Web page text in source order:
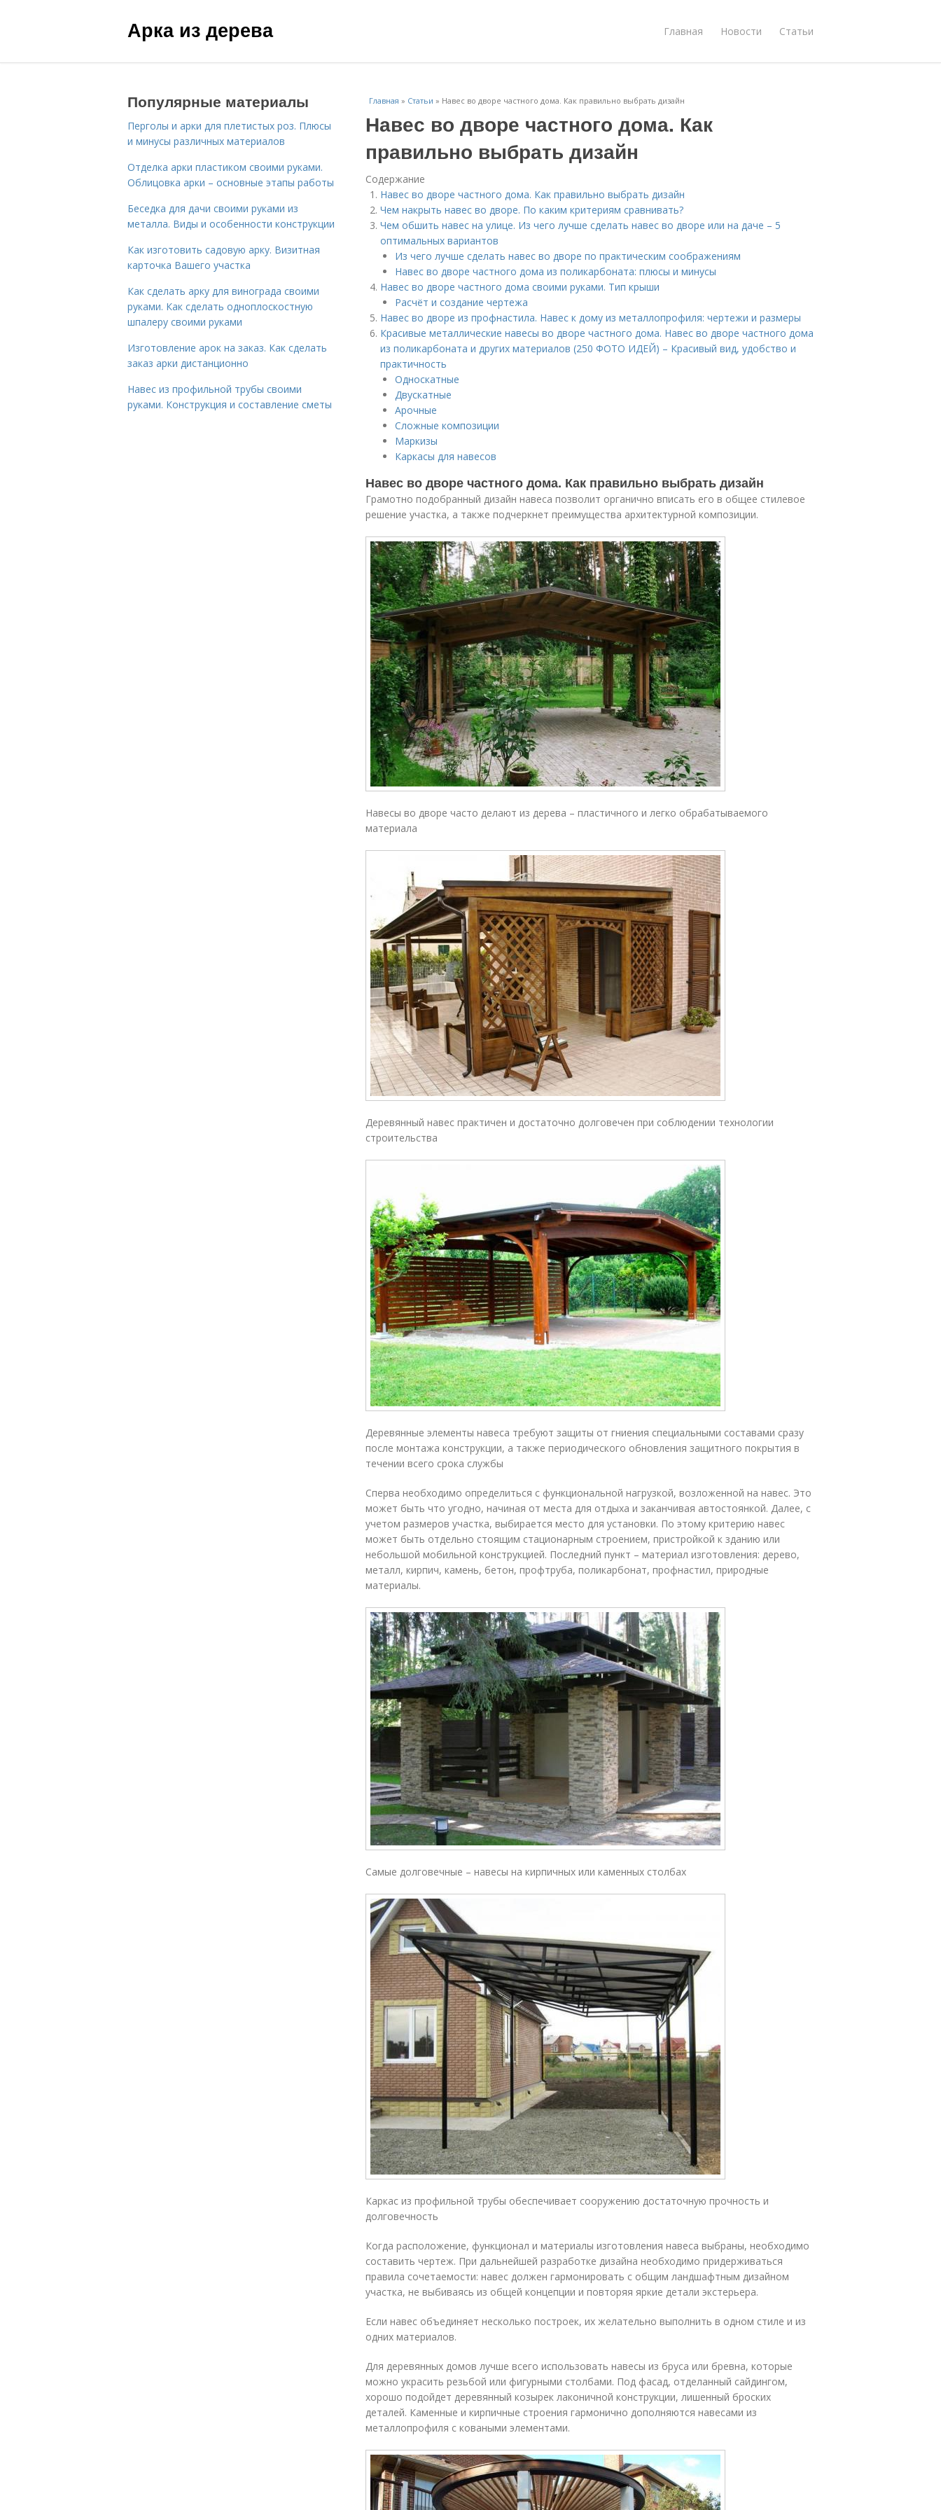
Арка из дерева Главная Новости Статьи
Главная » Статьи » Навес во дворе частного дома. Как правильно выбрать дизайн
Навес во дворе частного дома. Как
правильно выбрать дизайн
Содержание
Навес во дворе частного дома. Как правильно выбрать дизайн
Чем накрыть навес во дворе. По каким критериям сравнивать?
Чем обшить навес на улице. Из чего лучше сделать навес во дворе или на даче – 5
оптимальных вариантов
Из чего лучше сделать навес во дворе по практическим соображениям
Навес во дворе частного дома из поликарбоната: плюсы и минусы
Навес во дворе частного дома своими руками. Тип крыши
Расчёт и создание чертежа
Навес во дворе из профнастила. Навес к дому из металлопрофиля: чертежи и размеры
Красивые металлические навесы во дворе частного дома. Навес во дворе частного дома
из поликарбоната и других материалов (250 ФОТО ИДЕЙ) – Красивый вид, удобство и
практичность
Односкатные
Двускатные
Арочные
Сложные композиции
Маркизы
Каркасы для навесов
Навес во дворе частного дома. Как правильно выбрать дизайн
Грамотно подобранный дизайн навеса позволит органично вписать его в общее стилевое
решение участка, а также подчеркнет преимущества архитектурной композиции.
Навесы во дворе часто делают из дерева – пластичного и легко обрабатываемого
материала
Деревянный навес практичен и достаточно долговечен при соблюдении технологии
строительства
Деревянные элементы навеса требуют защиты от гниения специальными составами сразу
после монтажа конструкции, а также периодического обновления защитного покрытия в
течении всего срока службы
Сперва необходимо определиться с функциональной нагрузкой, возложенной на навес. Это
может быть что угодно, начиная от места для отдыха и заканчивая автостоянкой. Далее, с
учетом размеров участка, выбирается место для установки. По этому критерию навес
может быть отдельно стоящим стационарным строением, пристройкой к зданию или
небольшой мобильной конструкцией. Последний пункт – материал изготовления: дерево,
металл, кирпич, камень, бетон, профтруба, поликарбонат, профнастил, природные
материалы.
Самые долговечные – навесы на кирпичных или каменных столбах
Каркас из профильной трубы обеспечивает сооружению достаточную прочность и
долговечность
Когда расположение, функционал и материалы изготовления навеса выбраны, необходимо
составить чертеж. При дальнейшей разработке дизайна необходимо придерживаться
правила сочетаемости: навес должен гармонировать с общим ландшафтным дизайном
участка, не выбиваясь из общей концепции и повторяя яркие детали экстерьера.
Если навес объединяет несколько построек, их желательно выполнить в одном стиле и из
одних материалов.
Для деревянных домов лучше всего использовать навесы из бруса или бревна, которые
можно украсить резьбой или фигурными столбами. Под фасад, отделанный сайдингом,
хорошо подойдет деревянный козырек лаконичной конструкции, лишенный броских
деталей. Каменные и кирпичные строения гармонично дополняются навесами из
металлопрофиля с коваными элементами.
Популярные материалы
Перголы и арки для плетистых роз. Плюсы
и минусы различных материалов
Отделка арки пластиком своими руками.
Облицовка арки – основные этапы работы
Беседка для дачи своими руками из
металла. Виды и особенности конструкции
Как изготовить садовую арку. Визитная
карточка Вашего участка
Как сделать арку для винограда своими
руками. Как сделать одноплоскостную
шпалеру своими руками
Изготовление арок на заказ. Как сделать
заказ арки дистанционно
Навес из профильной трубы своими
руками. Конструкция и составление сметы